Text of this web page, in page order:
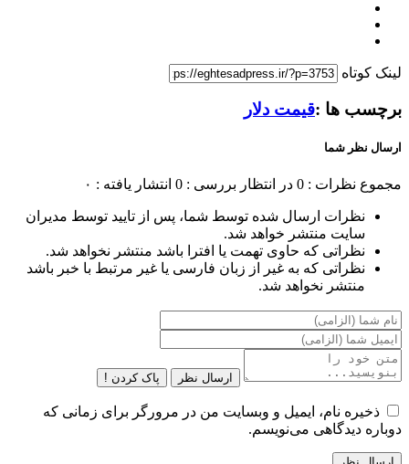
لینک کوتاه
برچسب ها :قیمت دلار
ارسال نظر شما
مجموع نظرات : 0 در انتظار بررسی : 0 انتشار یافته : ۰
نظرات ارسال شده توسط شما، پس از تایید توسط مدیران
سایت منتشر خواهد شد.
نظراتی که حاوی تهمت یا افترا باشد منتشر نخواهد شد.
نظراتی که به غیر از زبان فارسی یا غیر مرتبط با خبر باشد
منتشر نخواهد شد.
ارسال نظر پاک کردن !
ذخیره نام، ایمیل و وبسایت من در مرورگر برای زمانی که
دوباره دیدگاهی می‌نویسم.